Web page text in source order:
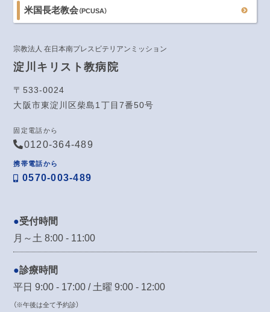
米国長老教会（PCUSA）
宗教法人 在日本南プレスビテリアンミッション
淀川キリスト教病院
〒533-0024
大阪市東淀川区柴島1丁目7番50号
固定電話から
0120-364-489
携帯電話から
0570-003-489
受付時間
月～土 8:00 - 11:00
診療時間
平日 9:00 - 17:00 / 土曜 9:00 - 12:00
（※午後は全て予約診）